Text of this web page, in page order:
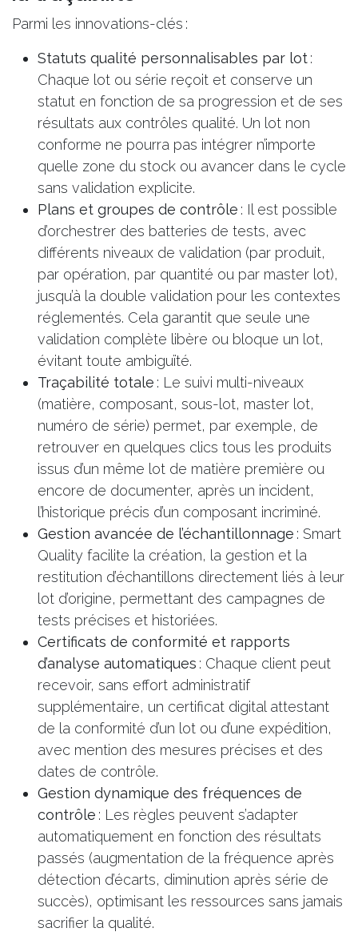
Parmi les innovations-clés :
Statuts qualité personnalisables par lot:
Chaque lot ou série reçoit et conserve un
statut en fonction de sa progression et de ses
résultats aux contrôles qualité. Un lot non
conforme ne pourra pas intégrer n’importe
quelle zone du stock ou avancer dans le cycle
sans validation explicite.
Plans et groupes de contrôle : Il est possible
d’orchestrer des batteries de tests, avec
différents niveaux de validation (par produit,
par opération, par quantité ou par master lot),
jusqu’à la double validation pour les contextes
réglementés. Cela garantit que seule une
validation complète libère ou bloque un lot,
évitant toute ambiguïté.
Traçabilité totale : Le suivi multi-niveaux
(matière, composant, sous-lot, master lot,
numéro de série) permet, par exemple, de
retrouver en quelques clics tous les produits
issus d’un même lot de matière première ou
encore de documenter, après un incident,
l’historique précis d’un composant incriminé.
Gestion avancée de l’échantillonnage : Smart
Quality facilite la création, la gestion et la
restitution d’échantillons directement liés à leur
lot d’origine, permettant des campagnes de
tests précises et historiées.
Certificats de conformité et rapports
d’analyse automatiques : Chaque client peut
recevoir, sans effort administratif
supplémentaire, un certificat digital attestant
de la conformité d’un lot ou d’une expédition,
avec mention des mesures précises et des
dates de contrôle.
Gestion dynamique des fréquences de
contrôle : Les règles peuvent s’adapter
automatiquement en fonction des résultats
passés (augmentation de la fréquence après
détection d’écarts, diminution après série de
succès), optimisant les ressources sans jamais
sacrifier la qualité.